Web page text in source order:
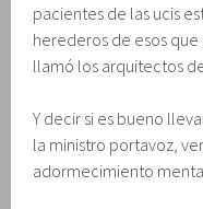
pacientes de las ucis
herederos de esos
llamó los arquitectos
Y decir si es bueno
la ministro portavoz,
adormecimiento